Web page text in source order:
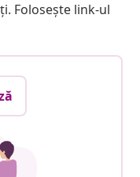
Folosește link-ul